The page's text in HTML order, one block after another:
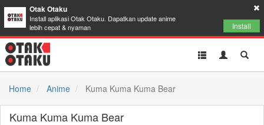
Otak Otaku
Install aplikasi Otak Otaku. Dapatkan update anime
lebih cepat & nyaman
Install
Toggle
Toggle
Home
Anime Kuma Kuma Kuma Bear
Kuma Kuma Kuma Bear